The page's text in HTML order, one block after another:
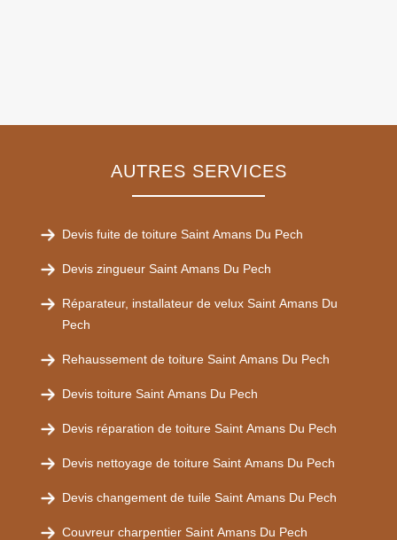
AUTRES SERVICES
Devis fuite de toiture Saint Amans Du Pech
Devis zingueur Saint Amans Du Pech
Réparateur, installateur de velux Saint Amans Du
Pech
Rehaussement de toiture Saint Amans Du Pech
Devis toiture Saint Amans Du Pech
Devis réparation de toiture Saint Amans Du Pech
Devis nettoyage de toiture Saint Amans Du Pech
Devis changement de tuile Saint Amans Du Pech
Couvreur charpentier Saint Amans Du Pech